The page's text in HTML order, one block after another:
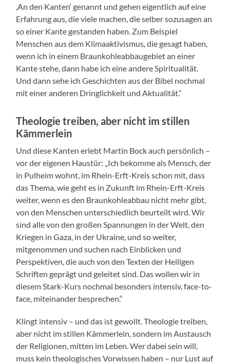
,An den Kanten‘ genannt und gehen eigentlich auf eine
Erfahrung aus, die viele machen, die selber sozusagen an
so einer Kante gestanden haben. Zum Beispiel
Menschen aus dem Klimaaktivismus, die gesagt haben,
wenn ich in einem Braunkohleabbaugebiet an einer
Kante stehe, dann habe ich eine andere Spiritualität.
Und dann sehe ich Geschichten aus der Bibel nochmal
mit einer anderen Dringlichkeit und Aktualität.“
Theologie treiben, aber nicht im stillen
Kämmerlein
Und diese Kanten erlebt Martin Bock auch persönlich –
vor der eigenen Haustür: „Ich bekomme als Mensch, der
in Pulheim wohnt, im Rhein-Erft-Kreis schon mit, dass
das Thema, wie geht es in Zukunft im Rhein-Erft-Kreis
weiter, wenn es den Braunkohleabbau nicht mehr gibt,
von den Menschen unterschiedlich beurteilt wird. Wir
sind alle von den großen Spannungen in der Welt, den
Kriegen in Gaza, in der Ukraine, und so weiter,
mitgenommen und suchen nach Einblicken und
Perspektiven, die auch von den Texten der Heiligen
Schriften geprägt und geleitet sind. Das wollen wir in
diesem Stark-Kurs nochmal besonders intensiv, face-to-
face, miteinander besprechen.“
Klingt intensiv – und das ist gewollt. Theologie treiben,
aber nicht im stillen Kämmerlein, sondern im Austausch
der Religionen, mitten im Leben. Wer dabei sein will,
muss kein theologisches Vorwissen haben – nur Lust auf